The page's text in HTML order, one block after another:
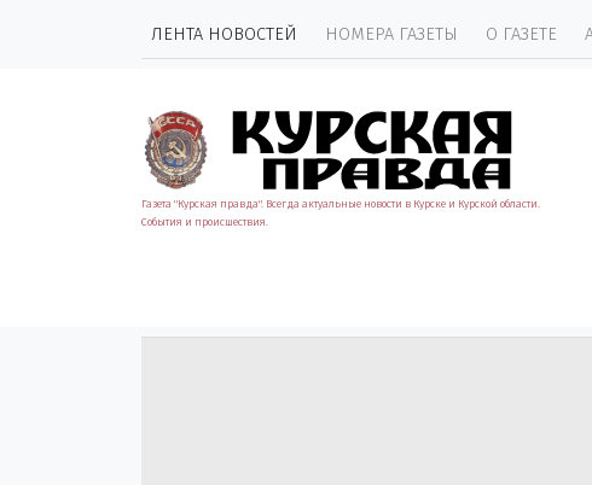
ЛЕНТА НОВОСТЕЙ НОМЕРА ГАЗЕТЫ О ГАЗЕТЕ
Газета "Курская правда". Всегда актуальные новости в Курске и Курской области.
События и происшествия.